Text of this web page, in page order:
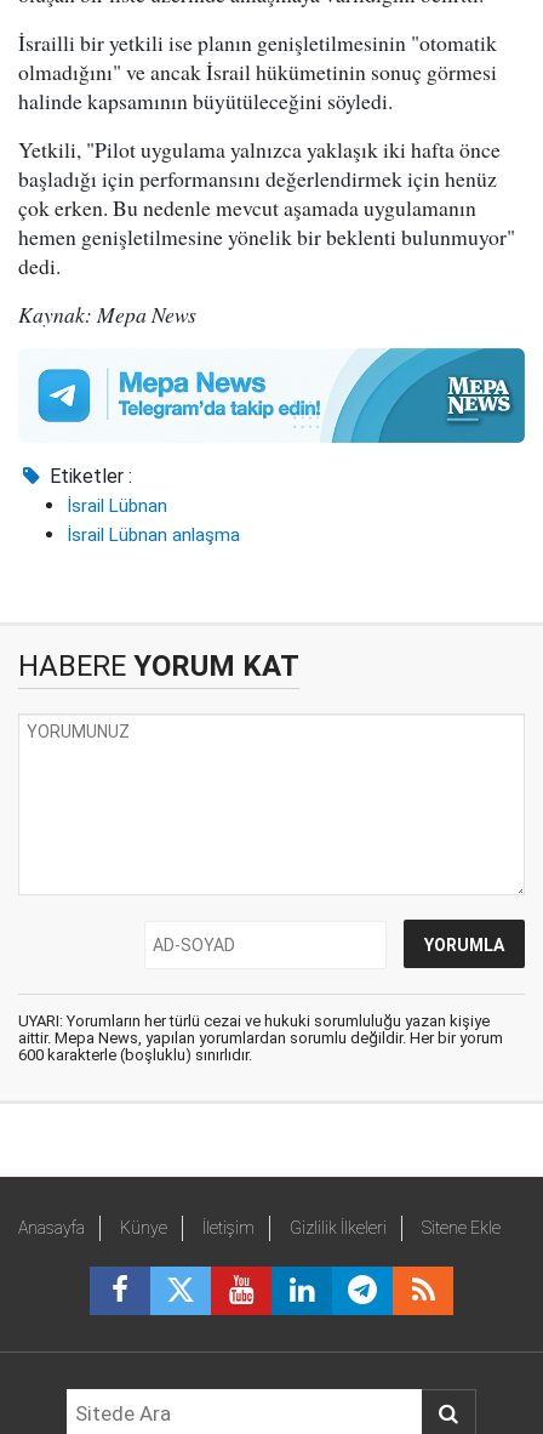
İsrailli bir yetkili ise planın genişletilmesinin "otomatik
olmadığını" ve ancak İsrail hükümetinin sonuç görmesi
halinde kapsamının büyütüleceğini söyledi.
Yetkili, "Pilot uygulama yalnızca yaklaşık iki hafta önce
başladığı için performansını değerlendirmek için henüz
çok erken. Bu nedenle mevcut aşamada uygulamanın
hemen genişletilmesine yönelik bir beklenti bulunmuyor"
dedi.
Kaynak: Mepa News
Etiketler :
İsrail Lübnan
İsrail Lübnan anlaşma
HABERE YORUM KAT
UYARI: Yorumların her türlü cezai ve hukuki sorumluluğu yazan kişiye
aittir. Mepa News, yapılan yorumlardan sorumlu değildir. Her bir yorum
600 karakterle (boşluklu) sınırlıdır.
Anasayfa Künye İletişim Gizlilik İlkeleri Sitene Ekle